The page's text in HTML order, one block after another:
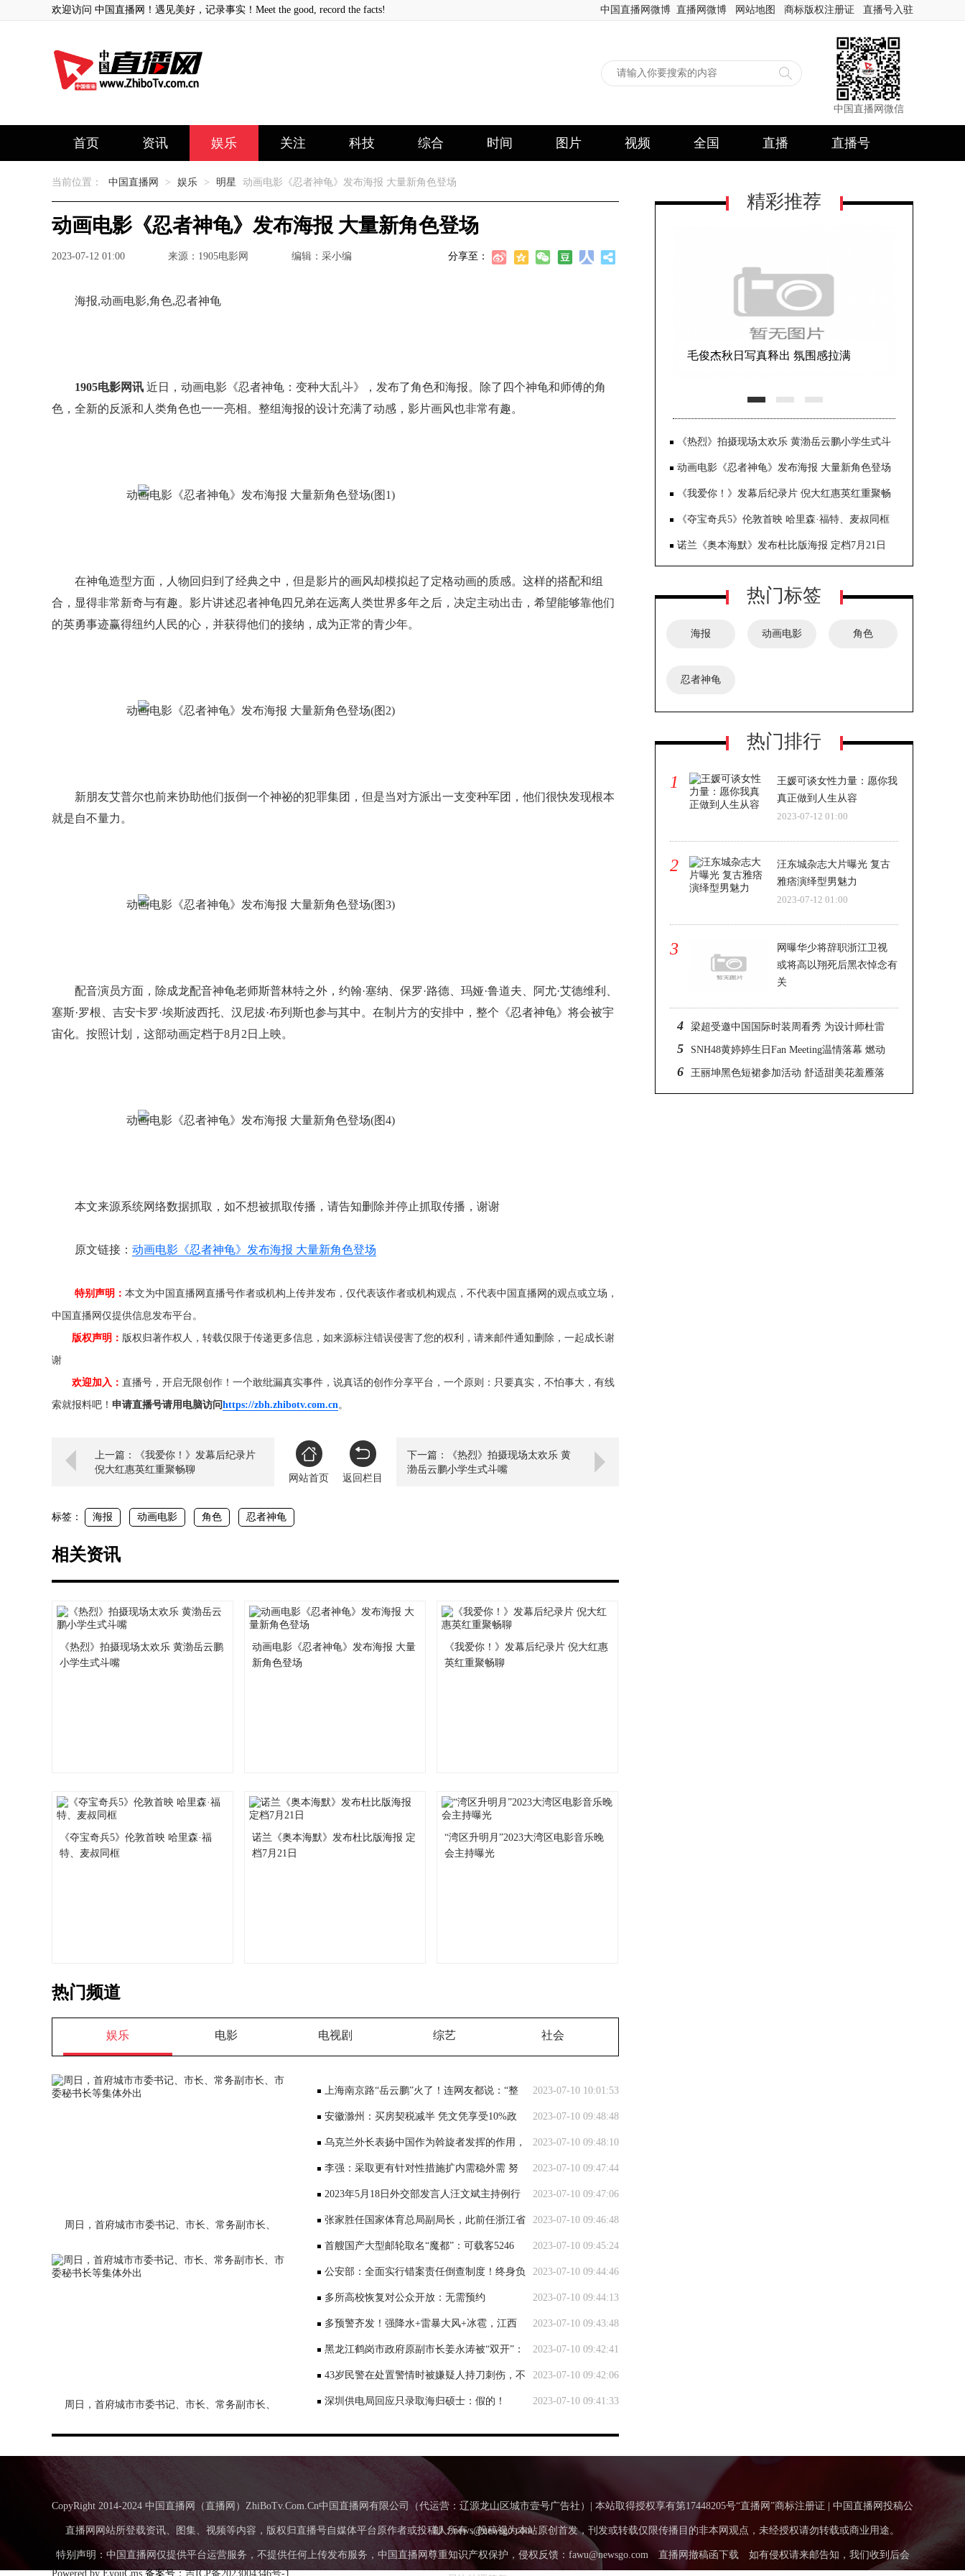
欢迎访问 中国直播网！遇见美好，记录事实！Meet the good, record the facts! 中国直播网微博 直播网微博 网站地图 商标版权注册证 直播号入驻
中国直播网微信
首页 资讯 娱乐 关注 科技 综合 时间 图片 视频 全国 直播 直播号
当前位置： 中国直播网 > 娱乐 > 明星 动画电影《忍者神龟》发布海报 大量新角色登场
动画电影《忍者神龟》发布海报 大量新角色登场
2023-07-12 01:00 来源：1905电影网 编辑：采小编 分享至：
海报,动画电影,角色,忍者神龟
1905电影网讯 近日，动画电影《忍者神龟：变种大乱斗》，发布了角色和海报。除了四个神龟和师傅的角
色，全新的反派和人类角色也一一亮相。整组海报的设计充满了动感，影片画风也非常有趣。
在神龟造型方面，人物回归到了经典之中，但是影片的画风却模拟起了定格动画的质感。这样的搭配和组
合，显得非常新奇与有趣。影片讲述忍者神龟四兄弟在远离人类世界多年之后，决定主动出击，希望能够靠他们
的英勇事迹赢得纽约人民的心，并获得他们的接纳，成为正常的青少年。
新朋友艾普尔也前来协助他们扳倒一个神祕的犯罪集团，但是当对方派出一支变种军团，他们很快发现根本
就是自不量力。
配音演员方面，除成龙配音神龟老师斯普林特之外，约翰·塞纳、保罗·路德、玛娅·鲁道夫、阿尤·艾德维利、
塞斯·罗根、吉安卡罗·埃斯波西托、汉尼拔·布列斯也参与其中。在制片方的安排中，整个《忍者神龟》将会被宇
宙化。按照计划，这部动画定档于8月2日上映。
本文来源系统网络数据抓取，如不想被抓取传播，请告知删除并停止抓取传播，谢谢
原文链接： 动画电影《忍者神龟》发布海报 大量新角色登场
特别声明： 本文为中国直播网直播号作者或机构上传并发布，仅代表该作者或机构观点，不代表中国直播网的观点或立场，
中国直播网仅提供信息发布平台。
版权声明： 版权归著作权人，转载仅限于传递更多信息，如来源标注错误侵害了您的权利，请来邮件通知删除，一起成长谢
谢
欢迎加入： 直播号，开启无限创作！一个敢纰漏真实事件，说真话的创作分享平台，一个原则：只要真实，不怕事大，有线
索就报料吧！ 申请直播号请用电脑访问https://zbh.zhibotv.com.cn。
上一篇：《我爱你！》发幕后纪录片
倪大红惠英红重聚畅聊
网站首页
返回栏目
下一篇：《热烈》拍摄现场太欢乐 黄
渤岳云鹏小学生式斗嘴
标签： 海报 动画电影 角色 忍者神龟
相关资讯
《热烈》拍摄现场太欢乐 黄渤岳云鹏
小学生式斗嘴
动画电影《忍者神龟》发布海报 大量
新角色登场
《我爱你！》发幕后纪录片 倪大红惠
英红重聚畅聊
《夺宝奇兵5》伦敦首映 哈里森·福
特、麦叔同框
诺兰《奥本海默》发布杜比版海报 定
档7月21日
“湾区升明月”2023大湾区电影音乐晚
会主持曝光
热门频道
娱乐 电影 电视剧 综艺 社会
周日，首府城市市委书记、市长、常务副市长、
周日，首府城市市委书记、市长、常务副市长、
2023-07-10 10:01:53
上海南京路“岳云鹏”火了！连网友都说：“整
个路口都是他的舞台” 本人回应了 2023-07-10 09:48:48
安徽滁州：买房契税减半 凭文凭享受10%政
策补贴 2023-07-10 09:48:10
乌克兰外长表扬中国作为斡旋者发挥的作用，
外交部回应 2023-07-10 09:47:44
李强：采取更有针对性措施扩内需稳外需 努
力推动经济运行持续回升向好 2023-07-10 09:47:06
2023年5月18日外交部发言人汪文斌主持例行
记者会 2023-07-10 09:46:48
张家胜任国家体育总局副局长，此前任浙江省
副省长 2023-07-10 09:45:24
首艘国产大型邮轮取名“魔都”：可载客5246
人，今年底交付 2023-07-10 09:44:46
公安部：全面实行错案责任倒查制度！终身负
责 2023-07-10 09:44:13
多所高校恢复对公众开放：无需预约
2023-07-10 09:43:48
多预警齐发！强降水+雷暴大风+冰雹，江西
浙江福建局地有大暴雨 2023-07-10 09:42:41
黑龙江鹤岗市政府原副市长姜永涛被“双开”：
在医师资格准入、医疗设备采购等方面大搞权钱交易2023-07-10 09:42:06
43岁民警在处置警情时被嫌疑人持刀刺伤，不
幸牺牲 2023-07-10 09:41:33
深圳供电局回应只录取海归硕士：假的！
精彩推荐
毛俊杰秋日写真释出 氛围感拉满
《热烈》拍摄现场太欢乐 黄渤岳云鹏小学生式斗
嘴动画电影《忍者神龟》发布海报 大量新角色登场
《我爱你！》发幕后纪录片 倪大红惠英红重聚畅
聊 《夺宝奇兵5》伦敦首映 哈里森·福特、麦叔同框
诺兰《奥本海默》发布杜比版海报 定档7月21日
热门标签
海报 动画电影 角色
忍者神龟
热门排行
1
王媛可谈女性力量：愿你我
真正做到人生从容
2023-07-12 01:00
2
汪东城杂志大片曝光 复古
雅痞演绎型男魅力
2023-07-12 01:00
3
网曝华少将辞职浙江卫视
或将高以翔死后黑衣悼念有
关
4 梁超受邀中国国际时装周看秀 为设计师杜雷
杨站台
5 SNH48黄婷婷生日Fan Meeting温情落幕 燃动
青春光火
6 王丽坤黑色短裙参加活动 舒适甜美花羞雁落
CopyRight 2014-2024 中国直播网（直播网）ZhiBoTv.Com.Cn中国直播网有限公司（代运营：辽源龙山区城市壹号广告社）| 本站取得授权享有第17448205号“直播网”商标注册证 | 中国直播网投稿公
邮：news@newsgo.com
直播网网站所登载资讯、图集、视频等内容，版权归直播号自媒体平台原作者或投稿人所有，投稿视为本站原创首发，刊发或转载仅限传播目的非本网观点，未经授权请勿转载或商业用途。
特别声明：中国直播网仅提供平台运营服务，不提供任何上传发布服务，中国直播网尊重知识产权保护，侵权反馈：fawu@newsgo.com 直播网撤稿函下载 如有侵权请来邮告知，我们收到后会
Powered by EyouCms 备案号：吉ICP备2023004346号-1